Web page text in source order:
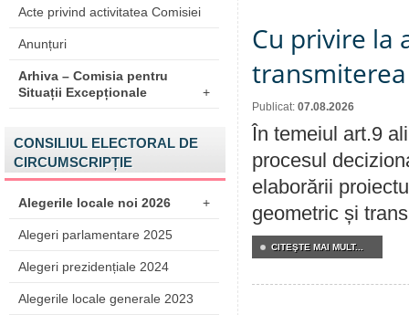
Acte privind activitatea Comisiei
Anunțuri
Arhiva – Comisia pentru
Situații Excepționale
+
CONSILIUL ELECTORAL DE
CIRCUMSCRIPȚIE
Alegerile locale noi 2026 +
Alegeri parlamentare 2025
Alegeri prezidențiale 2024
Alegerile locale generale 2023
Cu privire la
Publicat: 07.08.2026
În temeiul art.9
procesul
elaborării
geometric și
CITEŞTE MAI MULT...